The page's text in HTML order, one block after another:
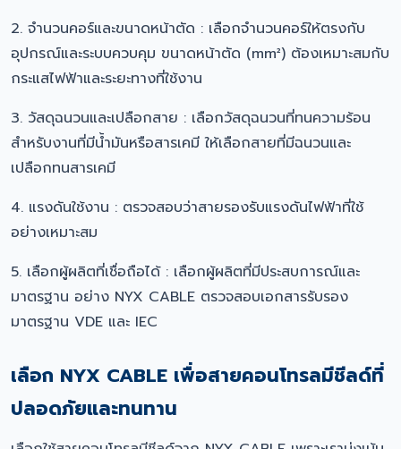
2. จำนวนคอร์และขนาดหน้าตัด : เลือกจำนวนคอร์ให้ตรงกับ
อุปกรณ์และระบบควบคุม ขนาดหน้าตัด (mm²) ต้องเหมาะสมกับ
กระแสไฟฟ้าและระยะทางที่ใช้งาน
3. วัสดุฉนวนและเปลือกสาย : เลือกวัสดุฉนวนที่ทนความร้อน
สำหรับงานที่มีน้ำมันหรือสารเคมี ให้เลือกสายที่มีฉนวนและ
เปลือกทนสารเคมี
4. แรงดันใช้งาน : ตรวจสอบว่าสายรองรับแรงดันไฟฟ้าที่ใช้
อย่างเหมาะสม
5. เลือกผู้ผลิตที่เชื่อถือได้ : เลือกผู้ผลิตที่มีประสบการณ์และ
มาตรฐาน อย่าง NYX CABLE ตรวจสอบเอกสารรับรอง
มาตรฐาน VDE และ IEC
เลือก NYX CABLE เพื่อสายคอนโทรลมีชีลด์ที่
ปลอดภัยและทนทาน